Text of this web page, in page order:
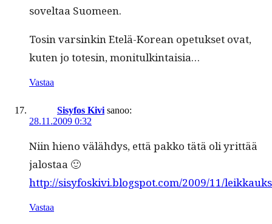
soveltaa Suomeen.
Tosin varsinkin Etelä-Kore­an opetuk­set ovat,
kuten jo totesin, monitulkintaisia…
Vastaa
Sisyfos Kivi sanoo:
28.11.2009 0:32
Niin hieno välähdys, että pakko tätä oli yrit­tää
jalostaa 🙂
http://sisyfoskivi.blogspot.com/2009/11/
Vastaa